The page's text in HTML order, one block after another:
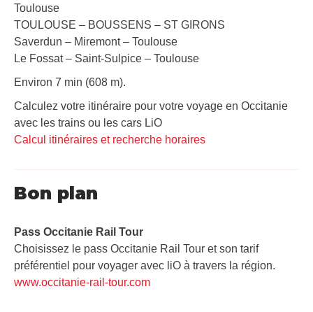
Toulouse
TOULOUSE – BOUSSENS – ST GIRONS
Saverdun – Miremont – Toulouse
Le Fossat – Saint-Sulpice – Toulouse
Environ 7 min (608 m).
Calculez votre itinéraire pour votre voyage en Occitanie
avec les trains ou les cars LiO
Calcul itinéraires et recherche horaires
Bon plan
Pass Occitanie Rail Tour​
Choisissez le pass Occitanie Rail Tour et son tarif
préférentiel pour voyager avec liO à travers la région.
www.occitanie-rail-tour.com